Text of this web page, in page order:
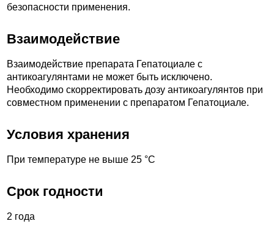
безопасности применения.
Взаимодействие
Взаимодействие препарата Гепатоциале с
антикоагулянтами не может быть исключено.
Необходимо скорректировать дозу антикоагулянтов при
совместном применении с препаратом Гепатоциале.
Условия хранения
При температуре не выше 25 °С
Срок годности
2 года